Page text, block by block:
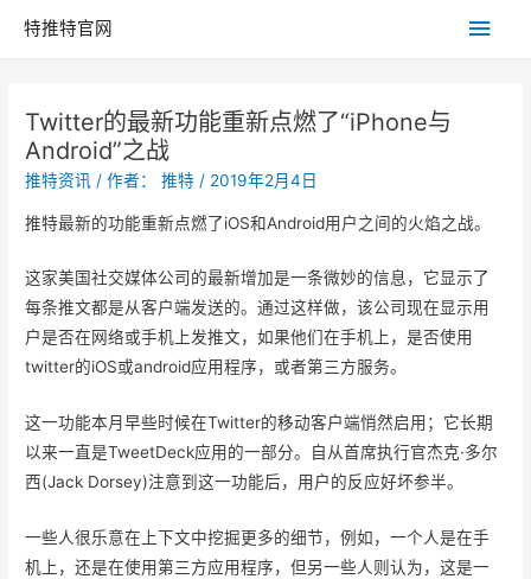
特推特官网
主
Twitter的最新功能重新点燃了“iPhone与
Android”之战
推特资讯 / 作者：推特 / 2019年2月4日
推特最新的功能重新点燃了iOS和Android用户之间的火焰之战。
这家美国社交媒体公司的最新增加是一条微妙的信息，它显示了
每条推文都是从客户端发送的。通过这样做，该公司现在显示用
户是否在网络或手机上发推文，如果他们在手机上，是否使用
twitter的iOS或android应用程序，或者第三方服务。
这一功能本月早些时候在Twitter的移动客户端悄然启用；它长期
以来一直是TweetDeck应用的一部分。自从首席执行官杰克·多尔
西(Jack Dorsey)注意到这一功能后，用户的反应好坏参半。
一些人很乐意在上下文中挖掘更多的细节，例如，一个人是在手
机上，还是在使用第三方应用程序，但另一些人则认为，这是一